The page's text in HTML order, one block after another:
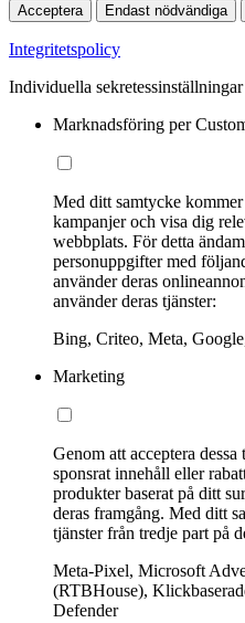
Acceptera Endast nödvändiga
Integritetspolicy
Individuella sekretessinställningar
Marknadsföring per
Med ditt samtycke
kampanjer och visa dig
webbplats. För detta
personuppgifter med
använder deras
använder deras tjänster:
Bing, Criteo, Meta,
Marketing
Genom att acceptera
sponsrat innehåll eller
produkter baserat på ditt
deras framgång. Med ditt
tjänster från tredje part på
Meta-Pixel, Microsoft
(RTBHouse),
Defender